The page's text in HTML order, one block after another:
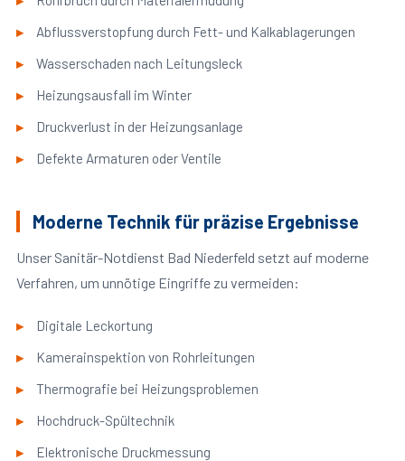
Abflussverstopfung durch Fett- und Kalkablagerungen
Wasserschaden nach Leitungsleck
Heizungsausfall im Winter
Druckverlust in der Heizungsanlage
Defekte Armaturen oder Ventile
Moderne Technik für präzise Ergebnisse
Unser Sanitär-Notdienst Bad Niederfeld setzt auf moderne
Verfahren, um unnötige Eingriffe zu vermeiden:
Digitale Leckortung
Kamerainspektion von Rohrleitungen
Thermografie bei Heizungsproblemen
Hochdruck-Spültechnik
Elektronische Druckmessung